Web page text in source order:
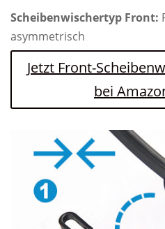
Scheibenwischertyp Front:
asymmetrisch
Jetzt Front-
bei